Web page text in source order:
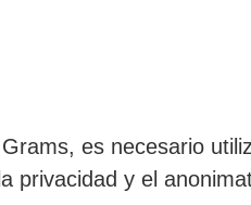
es necesario
privacidad y el